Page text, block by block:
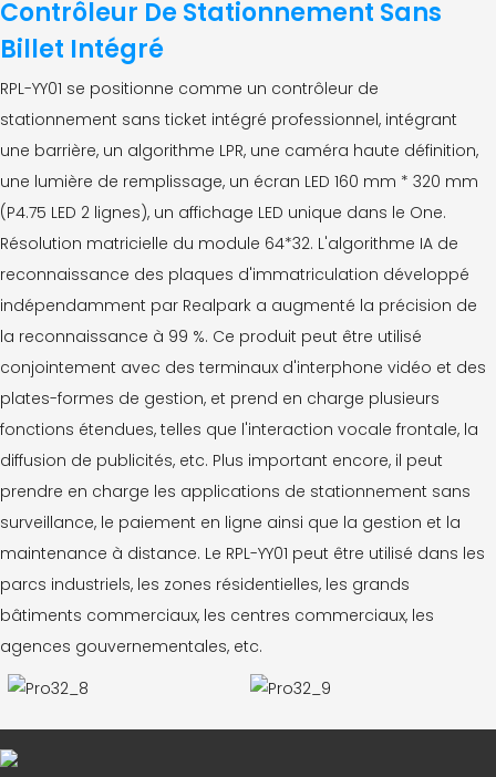
Contrôleur De Stationnement Sans
Billet Intégré
RPL-YY01 se positionne comme un contrôleur de
stationnement sans ticket intégré professionnel, intégrant
une barrière, un algorithme LPR, une caméra haute définition,
une lumière de remplissage, un écran LED 160 mm * 320 mm
(P4.75 LED 2 lignes), un affichage LED unique dans le One.
Résolution matricielle du module 64*32. L'algorithme IA de
reconnaissance des plaques d'immatriculation développé
indépendamment par Realpark a augmenté la précision de
la reconnaissance à 99 %. Ce produit peut être utilisé
conjointement avec des terminaux d'interphone vidéo et des
plates-formes de gestion, et prend en charge plusieurs
fonctions étendues, telles que l'interaction vocale frontale, la
diffusion de publicités, etc. Plus important encore, il peut
prendre en charge les applications de stationnement sans
surveillance, le paiement en ligne ainsi que la gestion et la
maintenance à distance. Le RPL-YY01 peut être utilisé dans les
parcs industriels, les zones résidentielles, les grands
bâtiments commerciaux, les centres commerciaux, les
agences gouvernementales, etc.